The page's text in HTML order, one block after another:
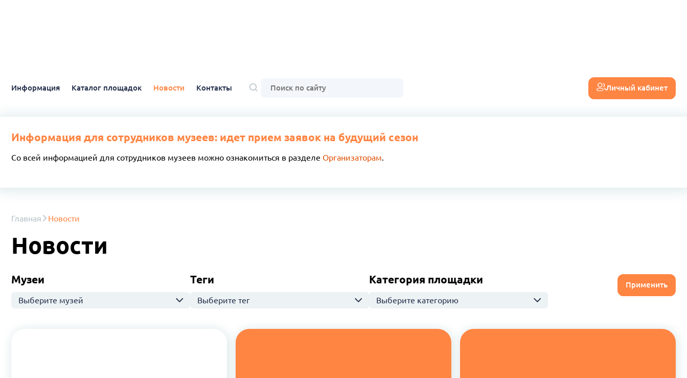
Информация Каталог площадок Новости Контакты Личный кабинет
Информация для сотрудников музеев: идет прием заявок на будущий сезон
Со всей информацией для сотрудников музеев можно ознакомиться в разделе Организаторам.
Главная Новости
Новости
Музеи
Выберите музей
Теги
Выберите тег
Категория площадки
Выберите категорию
Применить